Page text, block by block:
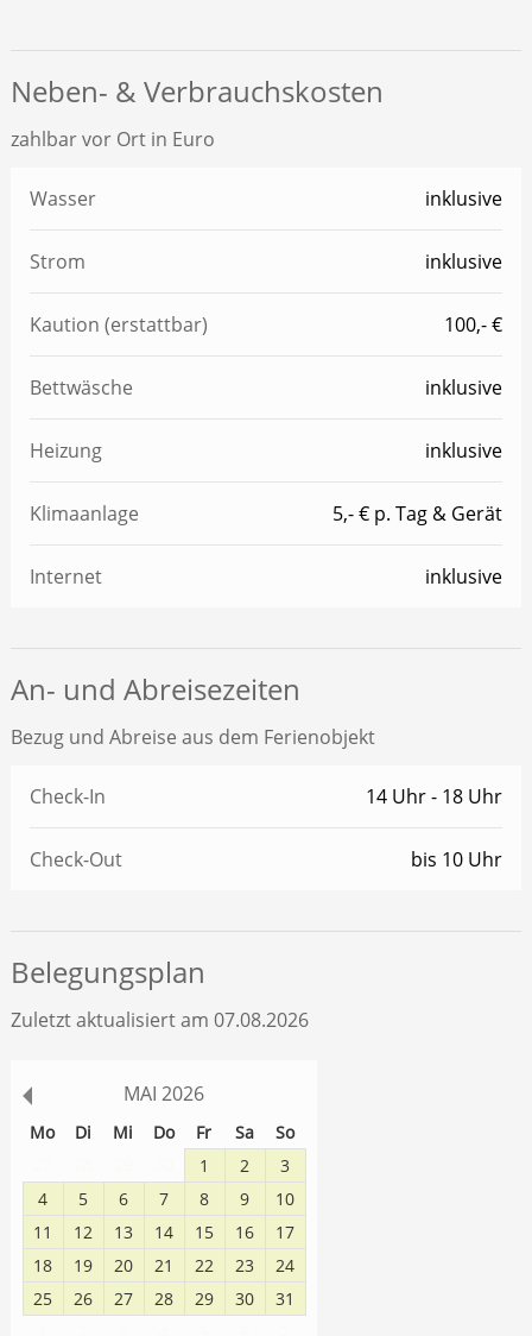
Neben- & Verbrauchskosten
zahlbar vor Ort in Euro
Wasser inklusive
Strom inklusive
Kaution (erstattbar) 100,- €
Bettwäsche inklusive
Heizung inklusive
Klimaanlage 5,- € p. Tag & Gerät
Internet inklusive
An- und Abreisezeiten
Bezug und Abreise aus dem Ferienobjekt
Check-In 14 Uhr - 18 Uhr
Check-Out bis 10 Uhr
Belegungsplan
Zuletzt aktualisiert am 07.08.2026
MAI 2026
Mo Di Mi Do Fr Sa
So
1 2
3
4
5 6 7 8 9
10
11
12 13 14 15 16
17
18
19 20 21 22 23
24
25
26 27 28 29 30
31